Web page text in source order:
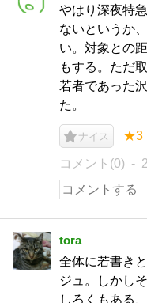
やはり深夜特
ないというか
い。対象との
もする。ただ
若者であった
た。
ナイス ★3
コメント(0)
tora
全体に若書き
ジュ。しかし
しろくもある